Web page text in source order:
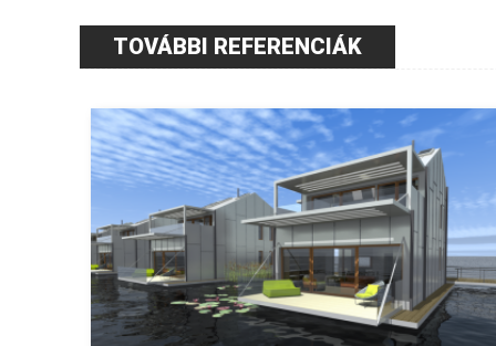
TOVÁBBI REFERENCIÁK